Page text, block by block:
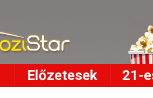
Előzetesek 21-